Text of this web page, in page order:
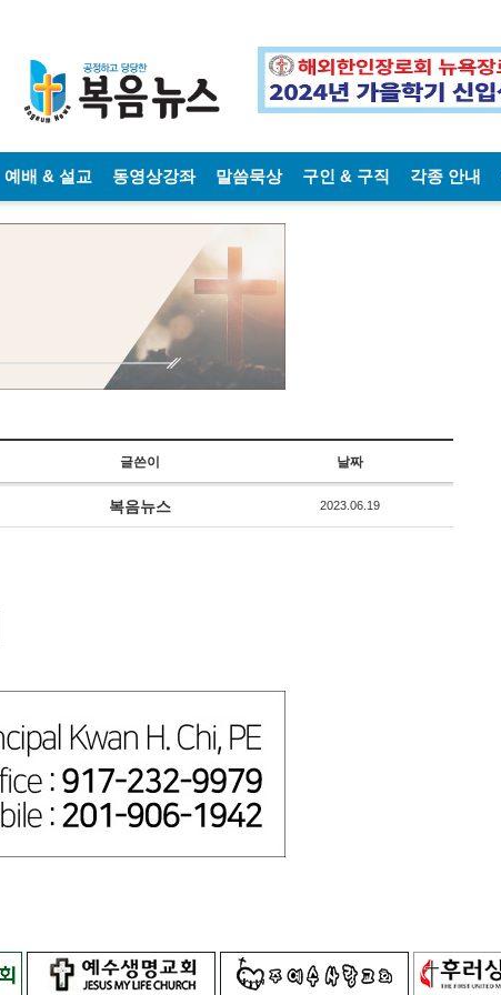
예배 & 설교 동영상강좌 말씀묵상 구인 & 구직 각종 안내
글쓴이 날짜
복음뉴스 2023.06.19